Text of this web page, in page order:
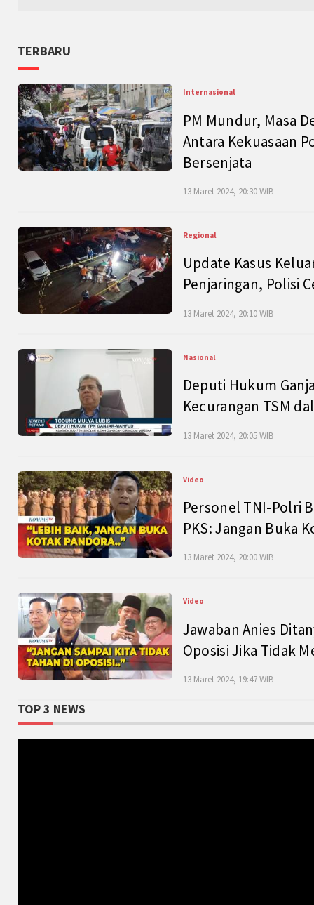
TERBARU
Internasional
PM Mundur, Masa
Antara Kekuasaan
Bersenjata
13 Maret 2024, 20:30 WIB
Regional
Update Kasus
Penjaringan, Polisi
13 Maret 2024, 20:10 WIB
Nasional
Deputi Hukum
Kecurangan TSM
13 Maret 2024, 20:05 WIB
Video
Personel TNI-Polri
PKS: Jangan Buka
13 Maret 2024, 20:00 WIB
Video
Jawaban Anies
Oposisi Jika Tidak
13 Maret 2024, 19:47 WIB
TOP 3 NEWS